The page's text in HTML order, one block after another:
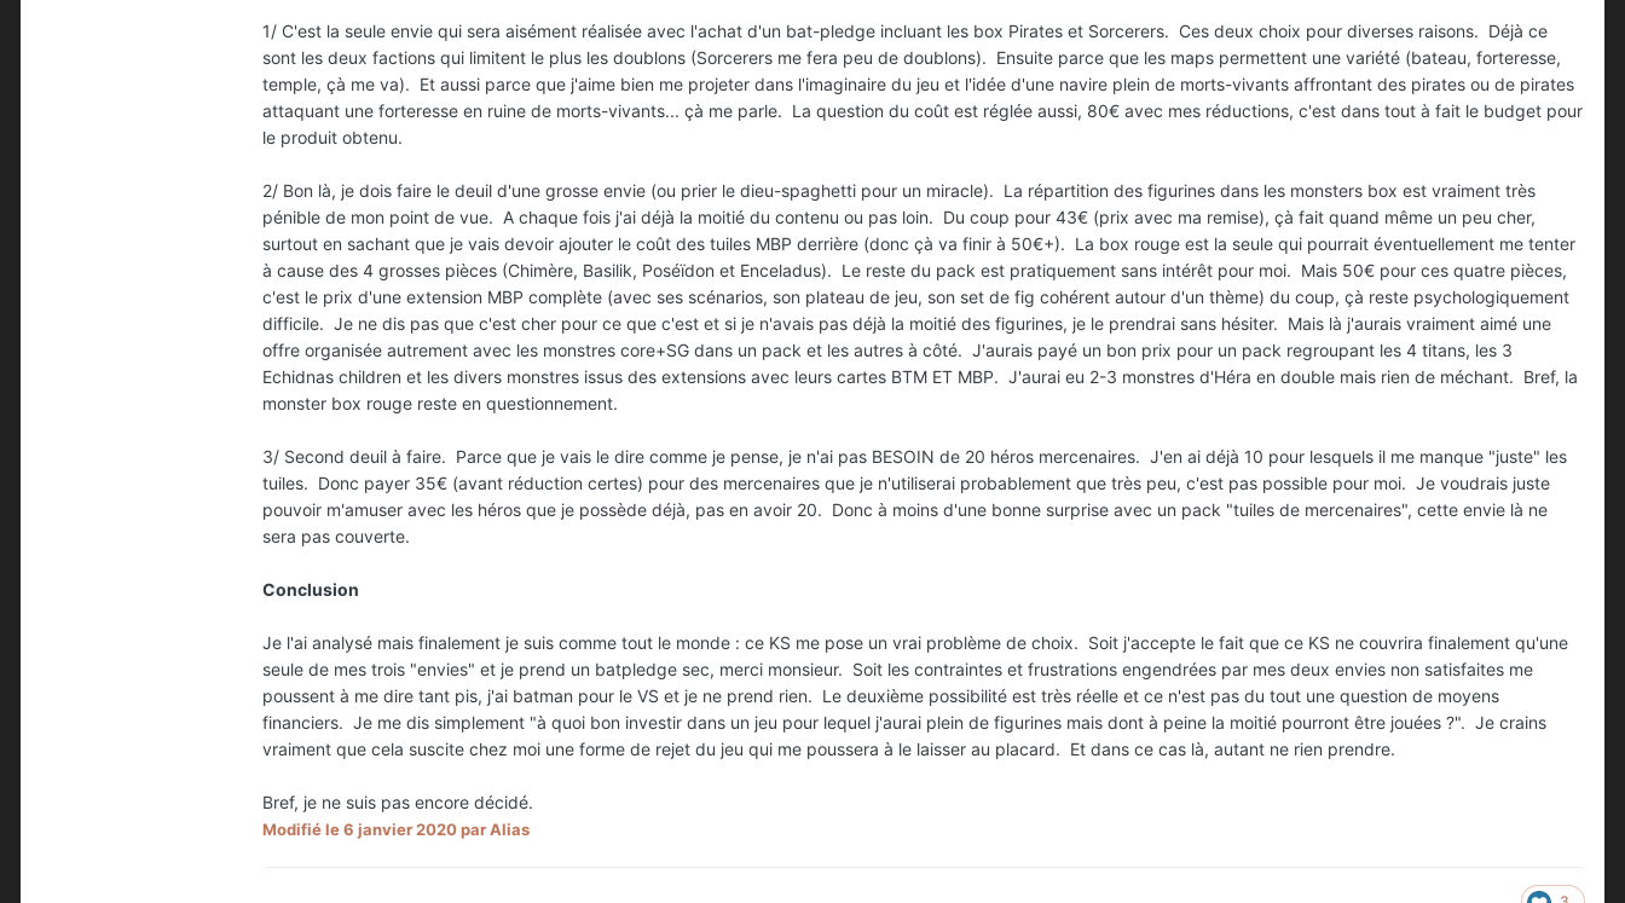
1/ C'est la seule envie qui sera aisément réalisée avec l'achat d'un bat-pledge incluant les box Pirates et Sorcerers. Ces deux choix pour diverses raisons. Déjà ce
sont les deux factions qui limitent le plus les doublons (Sorcerers me fera peu de doublons). Ensuite parce que les maps permettent une variété (bateau, forteresse,
temple, çà me va). Et aussi parce que j'aime bien me projeter dans l'imaginaire du jeu et l'idée d'une navire plein de morts-vivants affrontant des pirates ou de pirates
attaquant une forteresse en ruine de morts-vivants... çà me parle. La question du coût est réglée aussi, 80€ avec mes réductions, c'est dans tout à fait le budget pour
le produit obtenu.
2/ Bon là, je dois faire le deuil d'une grosse envie (ou prier le dieu-spaghetti pour un miracle). La répartition des figurines dans les monsters box est vraiment très
pénible de mon point de vue. A chaque fois j'ai déjà la moitié du contenu ou pas loin. Du coup pour 43€ (prix avec ma remise), çà fait quand même un peu cher,
surtout en sachant que je vais devoir ajouter le coût des tuiles MBP derrière (donc çà va finir à 50€+). La box rouge est la seule qui pourrait éventuellement me tenter
à cause des 4 grosses pièces (Chimère, Basilik, Poséïdon et Enceladus). Le reste du pack est pratiquement sans intérêt pour moi. Mais 50€ pour ces quatre pièces,
c'est le prix d'une extension MBP complète (avec ses scénarios, son plateau de jeu, son set de fig cohérent autour d'un thème) du coup, çà reste psychologiquement
difficile. Je ne dis pas que c'est cher pour ce que c'est et si je n'avais pas déjà la moitié des figurines, je le prendrai sans hésiter. Mais là j'aurais vraiment aimé une
offre organisée autrement avec les monstres core+SG dans un pack et les autres à côté. J'aurais payé un bon prix pour un pack regroupant les 4 titans, les 3
Echidnas children et les divers monstres issus des extensions avec leurs cartes BTM ET MBP. J'aurai eu 2-3 monstres d'Héra en double mais rien de méchant. Bref, la
monster box rouge reste en questionnement.
3/ Second deuil à faire. Parce que je vais le dire comme je pense, je n'ai pas BESOIN de 20 héros mercenaires. J'en ai déjà 10 pour lesquels il me manque "juste" les
tuiles. Donc payer 35€ (avant réduction certes) pour des mercenaires que je n'utiliserai probablement que très peu, c'est pas possible pour moi. Je voudrais juste
pouvoir m'amuser avec les héros que je possède déjà, pas en avoir 20. Donc à moins d'une bonne surprise avec un pack "tuiles de mercenaires", cette envie là ne
sera pas couverte.
Conclusion
Je l'ai analysé mais finalement je suis comme tout le monde : ce KS me pose un vrai problème de choix. Soit j'accepte le fait que ce KS ne couvrira finalement qu'une
seule de mes trois "envies" et je prend un batpledge sec, merci monsieur. Soit les contraintes et frustrations engendrées par mes deux envies non satisfaites me
poussent à me dire tant pis, j'ai batman pour le VS et je ne prend rien. Le deuxième possibilité est très réelle et ce n'est pas du tout une question de moyens
financiers. Je me dis simplement "à quoi bon investir dans un jeu pour lequel j'aurai plein de figurines mais dont à peine la moitié pourront être jouées ?". Je crains
vraiment que cela suscite chez moi une forme de rejet du jeu qui me poussera à le laisser au placard. Et dans ce cas là, autant ne rien prendre.
Bref, je ne suis pas encore décidé.
Modifiéle 6 janvier 2020par Alias